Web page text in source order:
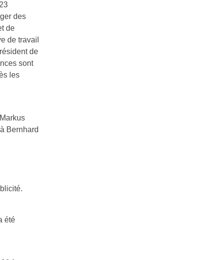
des
de
de travail
de
sont
les
Bernhard
été